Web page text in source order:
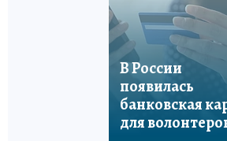
В России
появилась
банковская
для